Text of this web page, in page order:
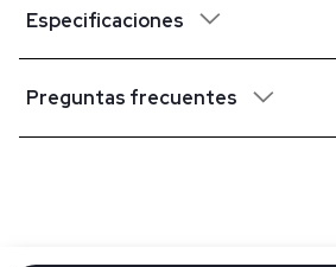
Especificaciones
Preguntas frecuentes